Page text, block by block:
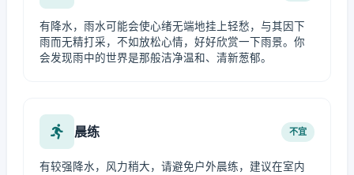
有降水，雨水可能会使心绪无端地挂上轻愁，与其因下
雨而无精打采，不如放松心情，好好欣赏一下雨景。你
会发现雨中的世界是那般洁净温和、清新葱郁。
晨练 不宜
有较强降水，风力稍大，请避免户外晨练，建议在室内